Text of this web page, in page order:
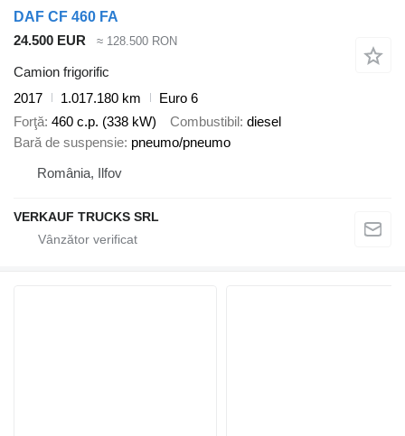
DAF CF 460 FA
24.500 EUR
≈ 128.500 RON
Camion frigorific
2017
1.017.180 km
Euro 6
Forţă 460 c.p. (338 kW) Combustibil diesel
Bară de suspensie pneumo/pneumo
România, Ilfov
VERKAUF TRUCKS SRL